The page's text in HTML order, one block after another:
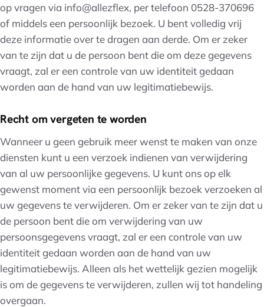
op vragen via info@allezflex, per telefoon 0528-370696
of middels een persoonlijk bezoek. U bent volledig vrij
deze informatie over te dragen aan derde. Om er zeker
van te zijn dat u de persoon bent die om deze gegevens
vraagt, zal er een controle van uw identiteit gedaan
worden aan de hand van uw legitimatiebewijs.
Recht om vergeten te worden
Wanneer u geen gebruik meer wenst te maken van onze
diensten kunt u een verzoek indienen van verwijdering
van al uw persoonlijke gegevens. U kunt ons op elk
gewenst moment via een persoonlijk bezoek verzoeken al
uw gegevens te verwijderen. Om er zeker van te zijn dat u
de persoon bent die om verwijdering van uw
persoonsgegevens vraagt, zal er een controle van uw
identiteit gedaan worden aan de hand van uw
legitimatiebewijs. Alleen als het wettelijk gezien mogelijk
is om de gegevens te verwijderen, zullen wij tot handeling
overgaan.